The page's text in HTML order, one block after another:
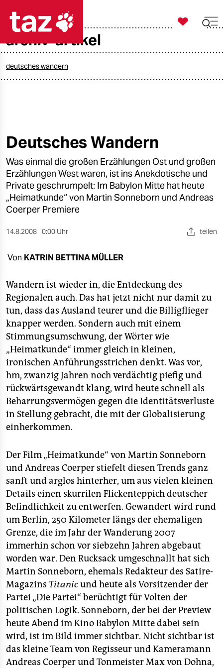
öko
gesellschaft
kultur
sport
verlag
verlag
veranstaltungen
shop
fragen & hilfe
unterstützen
abo
genossenschaft

taz zahl ich
archiv-artikel
deutsches wandern
Deutsches Wandern
Was einmal die großen Erzählungen Ost und großen
Erzählungen West waren, ist ins Anekdotische und
Private geschrumpelt: Im Babylon Mitte hat heute
„Heimatkunde“ von Martin Sonneborn und Andreas
Coerper Premiere
14.8.2008 0:00 Uhr teilen
Von KATRIN BETTINA MÜLLER
Wandern ist wieder in, die Entdeckung des
Regionalen auch. Das hat jetzt nicht nur damit zu
tun, dass das Ausland teurer und die Billigflieger
knapper werden. Sondern auch mit einem
Stimmungsumschwung, der Wörter wie
„Heimatkunde“ immer gleich in kleinen,
ironischen Anführungsstrichen denkt. Was vor,
hm, zwanzig Jahren noch verdächtig piefig und
rückwärtsgewandt klang, wird heute schnell als
Beharrungsvermögen gegen die Identitätsverluste
in Stellung gebracht, die mit der Globalisierung
einherkommen.
Der Film „Heimatkunde“ von Martin Sonneborn
und Andreas Coerper stiefelt diesen Trends ganz
sanft und arglos hinterher, um aus vielen kleinen
Details einen skurrilen Flickenteppich deutscher
Befindlichkeit zu entwerfen. Gewandert wird rund
um Berlin, 250 Kilometer längs der ehemaligen
Grenze, die im Jahr der Wanderung 2007
immerhin schon vor siebzehn Jahren abgebaut
worden war. Den Rucksack umgeschnallt hat sich
Martin Sonneborn, ehemals Redakteur des Satire-
Magazins Titanicund heute als Vorsitzender der
Partei „Die Partei“ berüchtigt für Volten der
politischen Logik. Sonneborn, der bei der Preview
heute Abend im Kino Babylon Mitte dabei sein
wird, ist im Bild immer sichtbar. Nicht sichtbar ist
das kleine Team von Regisseur und Kameramann
Andreas Coerper und Tonmeister Max von Dohna,